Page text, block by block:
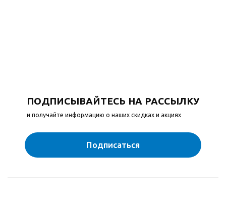
ПОДПИСЫВАЙТЕСЬ НА РАССЫЛКУ
и получайте информацию о наших скидках и акциях
Подписаться